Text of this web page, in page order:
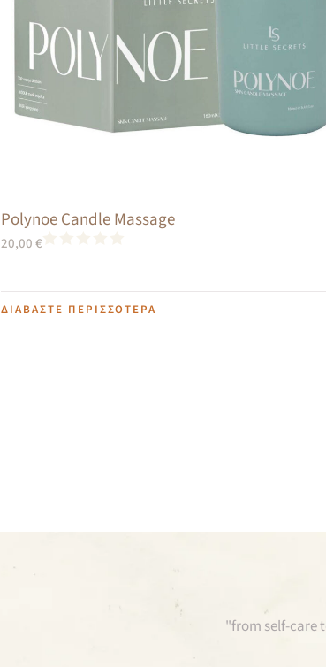
Polynoe Candle Massage
20,00€
ΔΙΑΒΆΣΤΕ ΠΕΡΙΣΣΌΤΕΡΑ
"from self-care